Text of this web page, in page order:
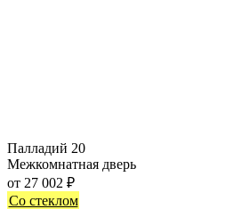
Палладий 20
Межкомнатная дверь
от 27 002 ₽
Со стеклом